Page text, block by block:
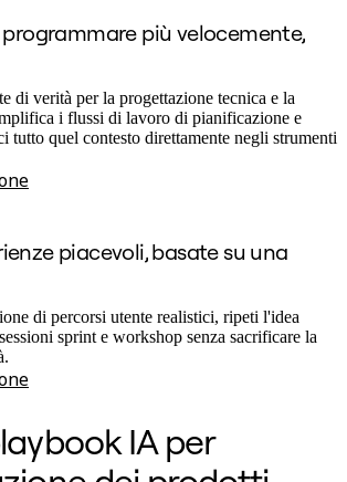
Learning
e supporto
Professional Services
più velocemente,
di verità per la progettazione tecnica e la
i flussi di lavoro di pianificazione e
tutto quel contesto direttamente negli strumenti
piacevoli, basate su una
di percorsi utente realistici, ripeti l'idea
sprint e workshop senza sacrificare la
IA per